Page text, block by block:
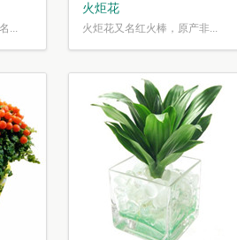
...
火炬花
火炬花又名红火棒，原产非...